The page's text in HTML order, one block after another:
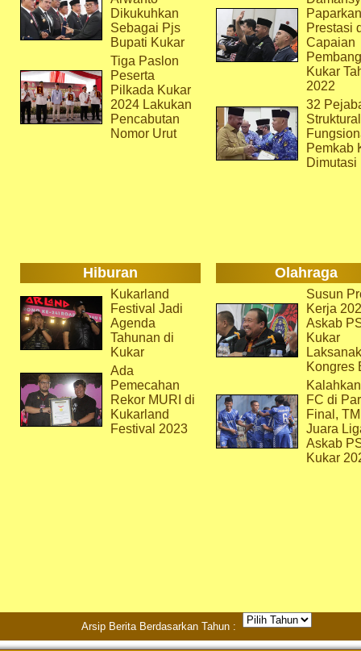
Dikukuhkan
Sebagai Pjs
Bupati Kukar
Tiga Paslon
Peserta
Pilkada Kukar
2024 Lakukan
Pencabutan
Nomor Urut
Paparkan
Prestasi
Capaian
Kukar
2022
32
Pemkab
Dimutasi
Hiburan Olahraga
Kukarland
Festival Jadi
Agenda
Tahunan di
Kukar
Ada
Pemecahan
Rekor MURI di
Kukarland
Festival 2023
Susun
Kerja
Askab
Kukar
Kongres
FC di
Final,
Juara
Askab
Kukar
Arsip Berita Berdasarkan Tahun :